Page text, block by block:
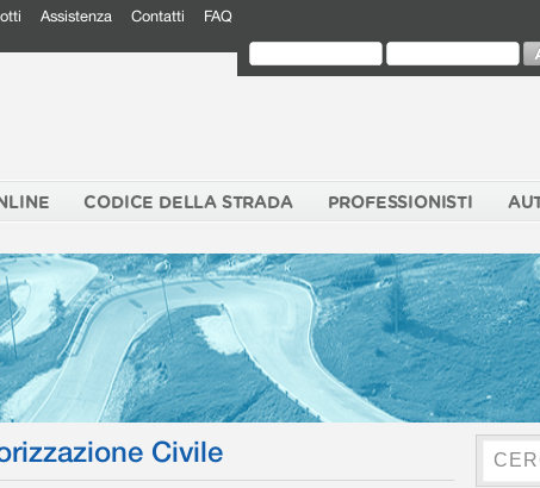
Assistenza Contatti FAQ
CODICE DELLA STRADA PROFESSIONISTI
Civile